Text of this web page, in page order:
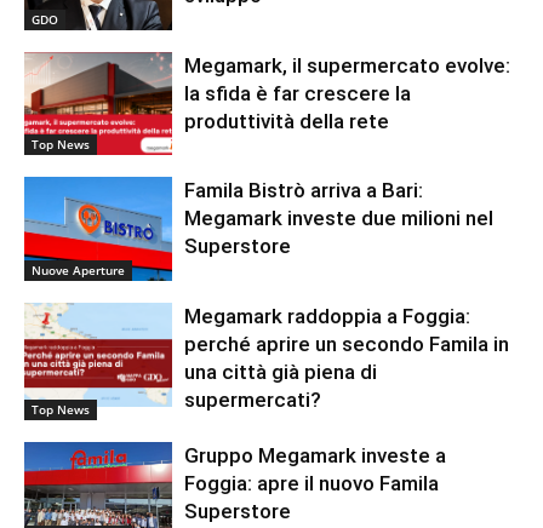
GDO
Top News
Megamark, il supermercato evolve:
la sfida è far crescere la
produttività della rete
Nuove Aperture
Famila Bistrò arriva a Bari:
Megamark investe due milioni nel
Superstore
Top News
Megamark raddoppia a Foggia:
perché aprire un secondo Famila in
una città già piena di
supermercati?
Gruppo Megamark investe a
Foggia: apre il nuovo Famila
Superstore